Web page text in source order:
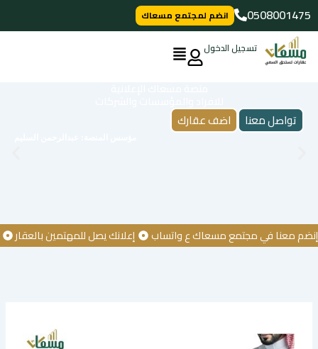
تخطي
إلى
المحتوى
0508001475
انضم لمجتمع مسعاك
تسجيل الدخول
تواصل معنا اضف عقارك
في مجتمع مسعاك ع واتساب إعلانك يصل للمهتمين بالعقار كن